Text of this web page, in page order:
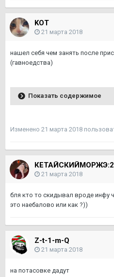
KOТ
21 марта 2018
нашел себя чем занять после
(гавноедства)
Показать содержимое
Изменено 21 марта 2018
КЕТАЙСКИЙМОРЖЭ:2
21 марта 2018
бля кто то скидывал вроде инфу
это наебалово или как ?))
Z-t-1-m-Q
21 марта 2018
на потасовке дадут